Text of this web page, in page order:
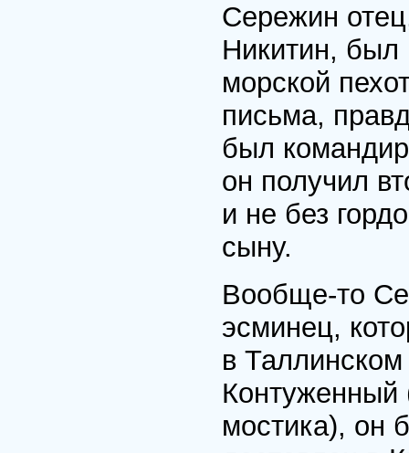
Сережин
Никитин, был
морской
письма,
был
он получил
и не без
сыну.
Вообще-то
эсминец,
в
Контуженный
мостика), он